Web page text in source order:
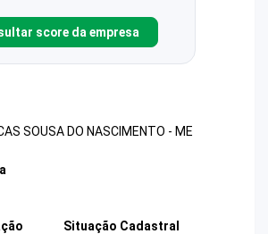
score da empresa
SOUSA DO NASCIMENTO - ME
Situação Cadastral